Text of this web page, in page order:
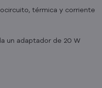
térmica y corriente
un adaptador de 20 W